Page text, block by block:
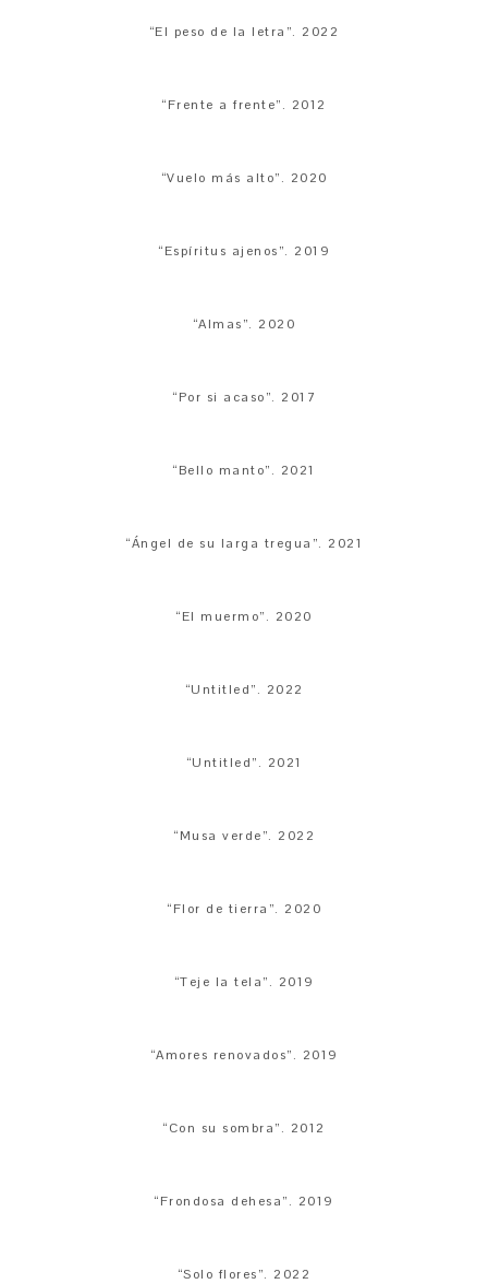
“El peso de la letra”. 2022
“Frente a frente”. 2012
“Vuelo más alto”. 2020
“Espíritus ajenos”. 2019
“Almas”. 2020
“Por si acaso”. 2017
“Bello manto”. 2021
“Ángel de su larga tregua”. 2021
“El muermo”. 2020
“Untitled”. 2022
“Untitled”. 2021
“Musa verde”. 2022
“Flor de tierra”. 2020
“Teje la tela”. 2019
“Amores renovados”. 2019
“Con su sombra”. 2012
“Frondosa dehesa”. 2019
“Solo flores”. 2022